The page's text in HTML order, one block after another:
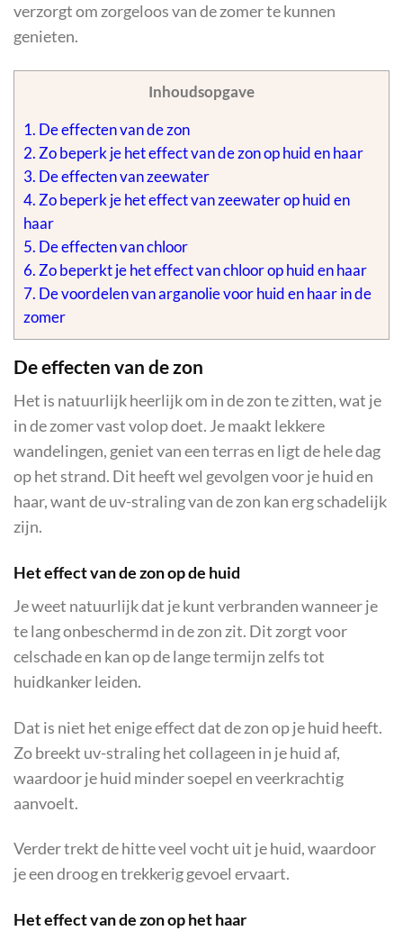
verzorgt om zorgeloos van de zomer te kunnen
genieten.
Inhoudsopgave
1. De effecten van de zon
2. Zo beperk je het effect van de zon op huid en haar
3. De effecten van zeewater
4. Zo beperk je het effect van zeewater op huid en
haar
5. De effecten van chloor
6. Zo beperkt je het effect van chloor op huid en haar
7. De voordelen van arganolie voor huid en haar in de
zomer
De effecten van de zon
Het is natuurlijk heerlijk om in de zon te zitten, wat je
in de zomer vast volop doet. Je maakt lekkere
wandelingen, geniet van een terras en ligt de hele dag
op het strand. Dit heeft wel gevolgen voor je huid en
haar, want de uv-straling van de zon kan erg schadelijk
zijn.
Het effect van de zon op de huid
Je weet natuurlijk dat je kunt verbranden wanneer je
te lang onbeschermd in de zon zit. Dit zorgt voor
celschade en kan op de lange termijn zelfs tot
huidkanker leiden.
Dat is niet het enige effect dat de zon op je huid heeft.
Zo breekt uv-straling het collageen in je huid af,
waardoor je huid minder soepel en veerkrachtig
aanvoelt.
Verder trekt de hitte veel vocht uit je huid, waardoor
je een droog en trekkerig gevoel ervaart.
Het effect van de zon op het haar